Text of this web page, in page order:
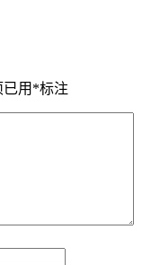
用 *标注